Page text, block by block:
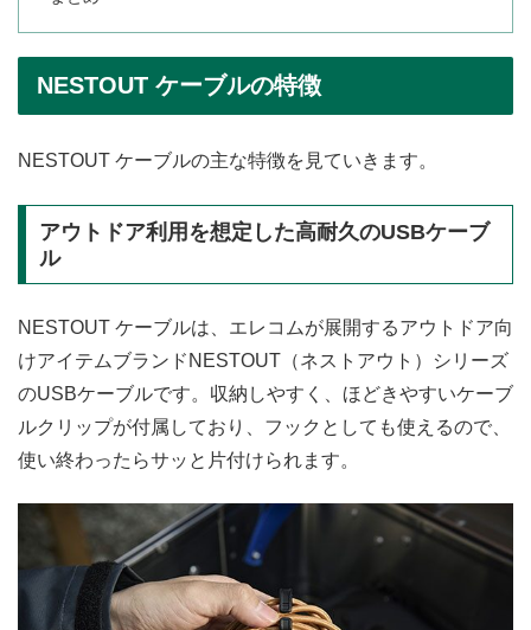
NESTOUT ケーブルの特徴
NESTOUT ケーブルの主な特徴を見ていきます。
アウトドア利用を想定した高耐久のUSBケーブ
ル
NESTOUT ケーブルは、エレコムが展開するアウトドア向
けアイテムブランドNESTOUT（ネストアウト）シリーズ
のUSBケーブルです。収納しやすく、ほどきやすいケーブ
ルクリップが付属しており、フックとしても使えるので、
使い終わったらサッと片付けられます。